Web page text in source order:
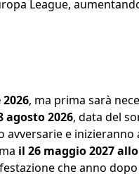
League,
, ma prima sarà
agosto 2026, data del
e
il 26 maggio 2027
che anno